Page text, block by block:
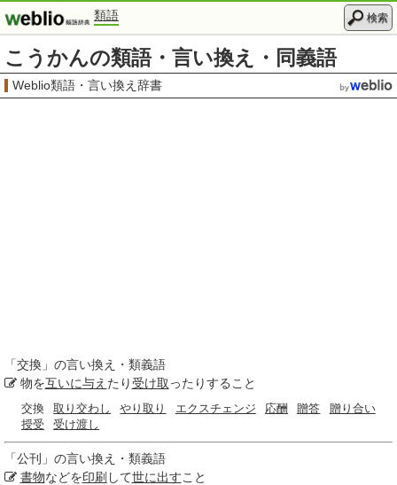
類語 検索
こうかんの類語・言い換え・同義語
Weblio類語・言い換え辞書
「交換 」の言い換え・類義語
物を互いに与え たり受け取 ったりすること
交換 取り交わし やり取り エクスチェンジ 応酬 贈答
贈り合い
授受
受け渡し
「公刊 」の言い換え・類義語
書物などを印刷 して世に出すこと